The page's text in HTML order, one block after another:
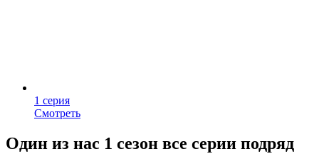
1 серия
Смотреть
Один из нас 1 сезон все серии подряд